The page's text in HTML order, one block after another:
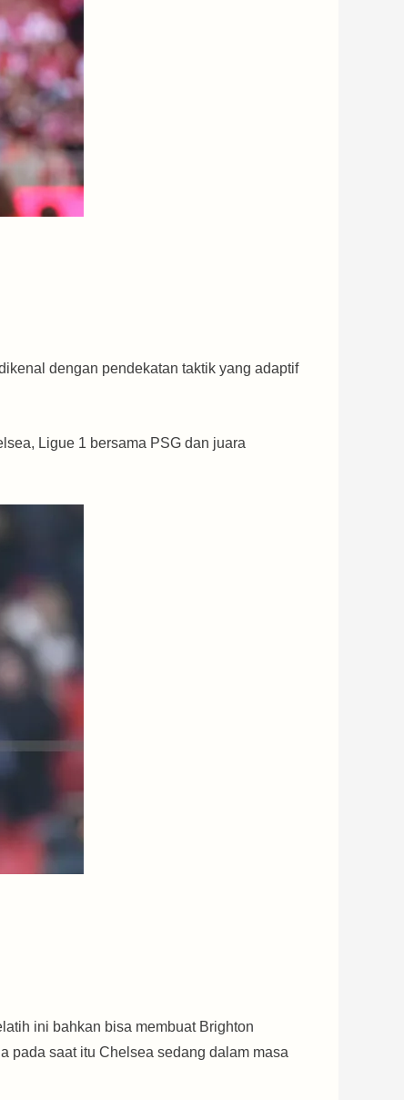
dengan pendekatan taktik yang adaptif
Ligue 1 bersama PSG dan juara
ini bahkan bisa membuat Brighton
pada saat itu Chelsea sedang dalam masa